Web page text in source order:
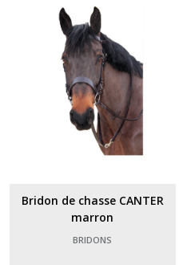
Bridon de chasse CANTER
marron
BRIDONS
Bridons
(49)